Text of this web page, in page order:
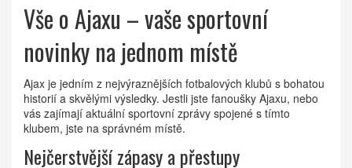
Vše o Ajaxu – vaše sportovní
novinky na jednom místě
Ajax je jedním z nejvýraznějších fotbalových klubů s bohatou
historií a skvělými výsledky. Jestli jste fanoušky Ajaxu, nebo
vás zajímají aktuální sportovní zprávy spojené s tímto
klubem, jste na správném místě.
Nejčerstvější zápasy a přestupy